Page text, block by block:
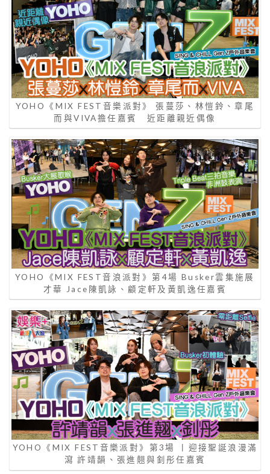
YOHO《MIX FEST音樂派對》 張蔓莎、林愷鈴、章尾
而與VIVA擔任嘉賓 近距離親近偶像
YOHO《MIX FEST音浪派對》第4場 Busker雲集施展
才華 Jace陳凱詠、顧定軒及黃凱逸任嘉賓
YOHO《MIX FEST音樂派對》第3場 丨迎接聖誕浪漫滿
瀉 許靖韻、張進翹與釗彤任嘉賓